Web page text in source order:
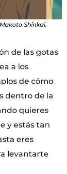
Shinkai.
de las gotas
a los
de cómo
dentro de la
quieres
y estás tan
eres
levantarte